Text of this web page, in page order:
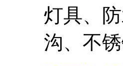
灯具、
沟、不